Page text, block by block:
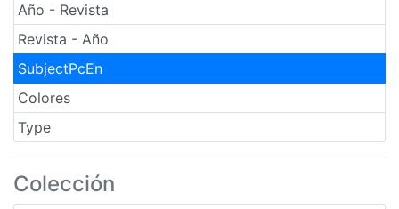
Año - Revista
Revista - Año
SubjectPcEn
Colores
Type
Colección